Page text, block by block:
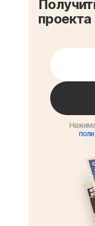
проекта